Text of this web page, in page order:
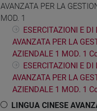
AVANZATA PER LA
MOD. 1
ESERCITAZIONI E
AVANZATA PER LA
AZIENDALE 1 MOD. 1
ESERCITAZIONI E
AVANZATA PER LA
AZIENDALE 1 MOD. 1
LINGUA CINESE